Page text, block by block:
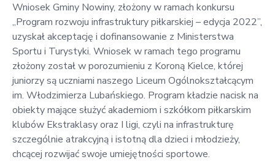
w
Kowali
Zespół
Placówek
Oświatowych
w
Bolechowicach
Wniosek Gminy Nowiny, złożony w ramach konkursu
„Program rozwoju infrastruktury piłkarskiej – edycja 2022”,
uzyskał akceptację i dofinansowanie z Ministerstwa
Sportu i Turystyki. Wniosek w ramach tego programu
złożony został w porozumieniu z Koroną Kielce, której
juniorzy są uczniami naszego Liceum Ogólnokształcącym
im. Włodzimierza Lubańskiego. Program kładzie nacisk na
obiekty mające służyć akademiom i szkółkom piłkarskim
klubów Ekstraklasy oraz I ligi, czyli na infrastrukturę
szczególnie atrakcyjną i istotną dla dzieci i młodzieży,
chcącej rozwijać swoje umiejętności sportowe.